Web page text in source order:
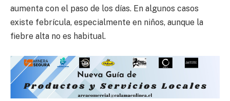
aumenta con el paso de los días. En algunos casos
existe febrícula, especialmente en niños, aunque la
fiebre alta no es habitual.